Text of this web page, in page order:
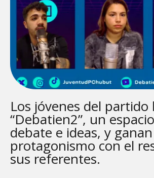
Los jóvenes del partido
“Debatien2”, un
debate e ideas, y ganan
protagonismo con el
sus referentes.